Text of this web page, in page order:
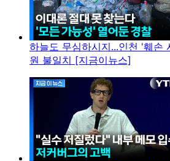
하늘도 무심하시지...인천 '훼손
원 불일치 [지금이뉴스]